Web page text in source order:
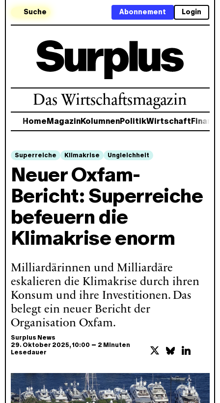
Suche Login
Abonnement
Das Wirtschaftsmagazin
Home MagazinKolumnenPolitikWirtschaft
Superreiche Klimakrise Ungleichheit
Neuer Oxfam-
Bericht: Superreiche
befeuern die
Klimakrise enorm
Milliardärinnen und Milliardäre
eskalieren die Klimakrise durch ihren
Konsum und ihre Investitionen. Das
belegt ein neuer Bericht der
Organisation Oxfam.
Surplus News
29. Oktober 2025, 10:00 – 2 Minuten
Lesedauer